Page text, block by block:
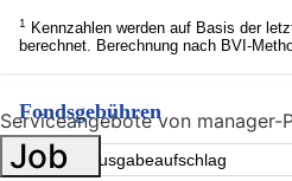
1
Kennzahlen werden auf Basis der
berechnet. Berechnung nach BVI-
Fondsgebühren
Aktueller Ausgabeaufschlag
Serviceangebote von manager-
Job